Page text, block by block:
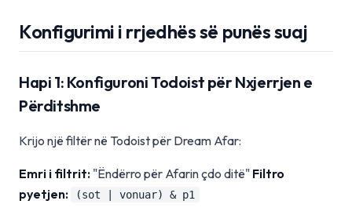
Konfigurimi i rrjedhës së punës suaj
Hapi 1: Konfiguroni Todoist për Nxjerrjen e
Përditshme
Krijo një filtër në Todoist për Dream Afar:
Emri i filtrit: "Ëndërro për Afarin çdo ditë" Filtro
pyetjen:
(sot | vonuar) & p1